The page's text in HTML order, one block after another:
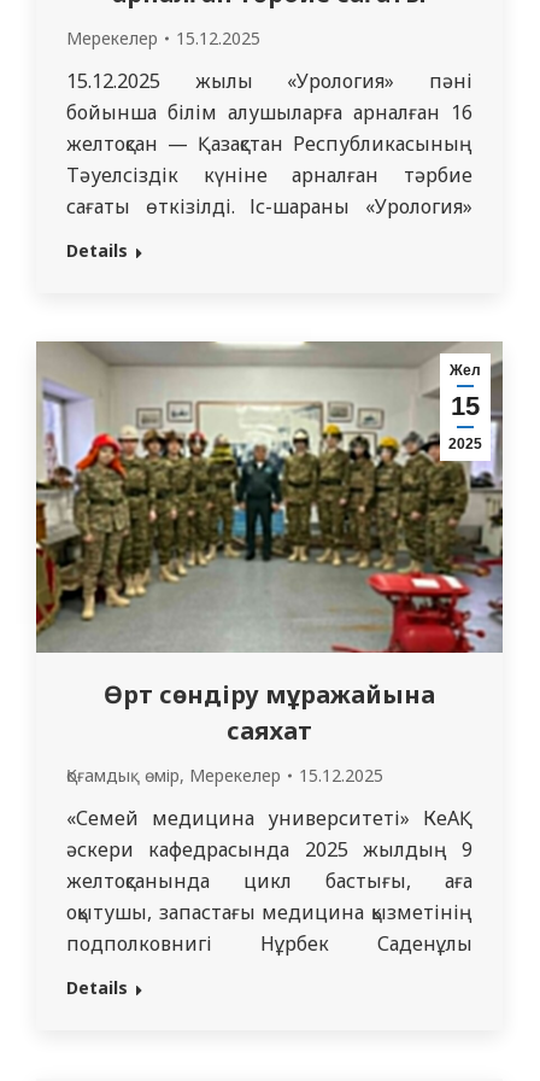
Мерекелер 15.12.2025
15.12.2025 жылы «Урология» пәні
бойынша білім алушыларға арналған 16
желтоқсан — Қазақстан Республикасының
Тәуелсіздік күніне арналған тәрбие
сағаты өткізілді. Іс-шараны «Урология»
пәнінің ассистенттері Аккалиев М.Н.,
қалыптасуындағы тарихи кезеңдермен,
Тәуелсіздік күнінің Қазақстан халқы үшін
маңызымен, сондай-ақ егемендік
жылдарындағы елдің негізгі
жетістіктерімен танысты. Патриотизм,…
Details
Жел
15
2025
Өрт сөндіру мұражайына
саяхат
Қоғамдық өмір, Мерекелер 15.12.2025
«Семей медицина университеті» КеАҚ
әскери кафедрасында 2025 жылдың 9
желтоқсанында цикл бастығы, аға
оқытушы, запастағы медицина қызметінің
подполковнигі Нұрбек Саденұлы
Смаиловтың басшылығымен әскери
Details